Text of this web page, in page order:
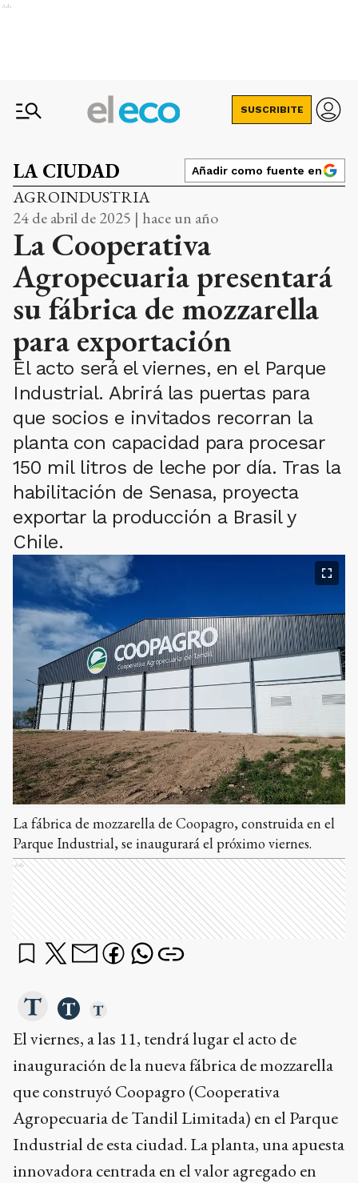
Ads
SUSCRIBITE
LA CIUDAD Añadir como fuente en
AGROINDUSTRIA
24 de abril de 2025 | hace un año
La Cooperativa
Agropecuaria presentará
su fábrica de mozzarella
para exportación
El acto será el viernes, en el Parque
Industrial. Abrirá las puertas para
que socios e invitados recorran la
planta con capacidad para procesar
150 mil litros de leche por día. Tras la
habilitación de Senasa, proyecta
exportar la producción a Brasil y
Chile.
La fábrica de mozzarella de Coopagro, construida en el
Parque Industrial, se inaugurará el próximo viernes.
Ads
El viernes, a las 11, tendrá lugar el acto de
inauguración de la nueva fábrica de mozzarella
que construyó Coopagro (Cooperativa
Agropecuaria de Tandil Limitada) en el Parque
Industrial de esta ciudad. La planta, una apuesta
innovadora centrada en el valor agregado en